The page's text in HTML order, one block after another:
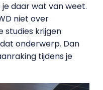
daar wat van weet.
niet over
studies krijgen
onderwerp. Dan
tijdens je